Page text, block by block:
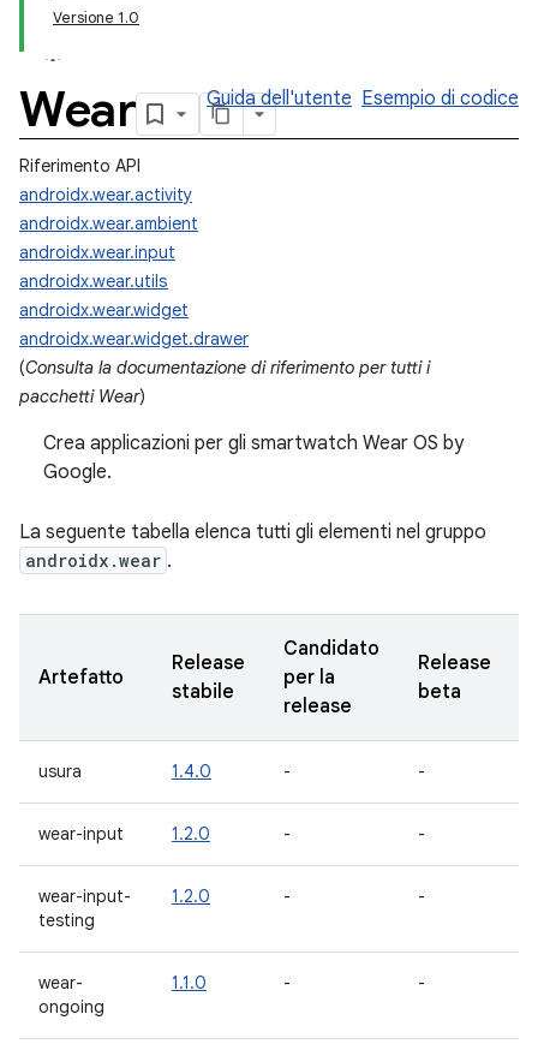
Versione 1.0
Wear Guida dell'utente Esempio di codice
Riferimento API
androidx.wear.activity
androidx.wear.ambient
androidx.wear.input
androidx.wear.utils
androidx.wear.widget
androidx.wear.widget.drawer
(Consulta la documentazione di riferimento per tutti i
pacchetti Wear)
Crea applicazioni per gli smartwatch Wear OS by
Google.
La seguente tabella elenca tutti gli elementi nel gruppo
androidx.wear .
Artefatto
Release
stabile
Candidato
per la
release
Release
beta
usura 1.4.0 - -
wear-input 1.2.0 - -
wear-input-
testing
1.2.0 - -
wear-
ongoing
1.1.0 - -